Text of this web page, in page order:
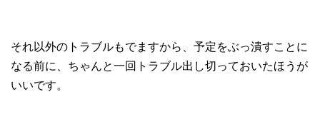
それ以外のトラブルもでますから、予定をぶっ潰すことに
なる前に、ちゃんと一回トラブル出し切っておいたほうが
いいです。